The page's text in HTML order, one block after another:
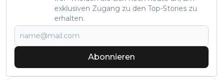
exklusiven Zugang zu den Top-Stories zu
erhalten.
Abonnieren